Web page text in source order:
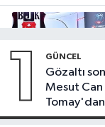
1 GÜNCEL
Gözaltı
Mesut Can
açıklama